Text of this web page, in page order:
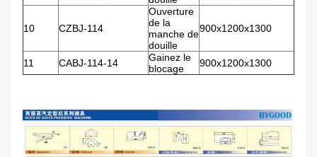
10 CZBJ-114
Ouverture
de la
manche de
douille
900x1200x1300
11 CABJ-114-14
Gainez le
blocage
900x1200x1300